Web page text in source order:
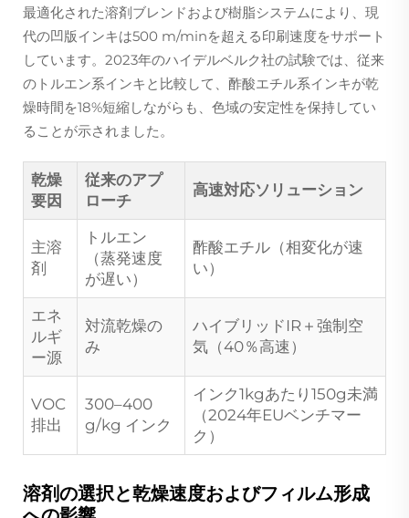
最適化された溶剤ブレンドおよび樹脂システムにより、現
代の凹版インキは500 m/minを超える印刷速度をサポート
しています。2023年のハイデルベルク社の試験では、従来
のトルエン系インキと比較して、酢酸エチル系インキが乾
燥時間を18%短縮しながらも、色域の安定性を保持してい
ることが示されました。
乾燥
要因
従来のアプ
ローチ
高速対応ソリューション
主溶
剤
トルエン
（蒸発速度
が遅い）
酢酸エチル（相変化が速
い）
エネ
ルギ
ー源
対流乾燥の
み
ハイブリッドIR＋強制空
気（40％高速）
VOC
排出
300–400
g/kg インク
インク1kgあたり150g未満
（2024年EUベンチマー
ク）
溶剤の選択と乾燥速度およびフィルム形成